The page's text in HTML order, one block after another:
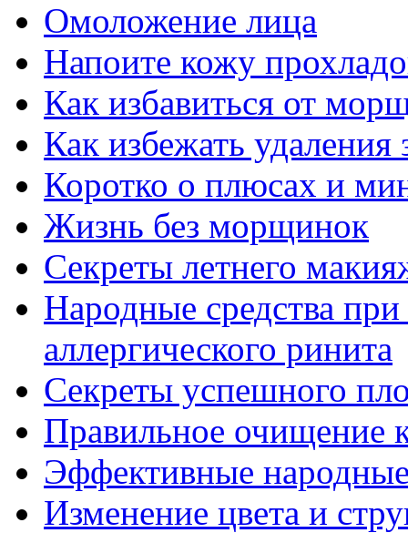
Омоложение лица
Напоите кожу
Как избавиться от
Как избежать удаления
Коротко о плюсах и
Жизнь без морщинок
Секреты летнего
Народные средства
аллергического ринита
Секреты успешного
Правильное очищение
Эффективные
Изменение цвета и